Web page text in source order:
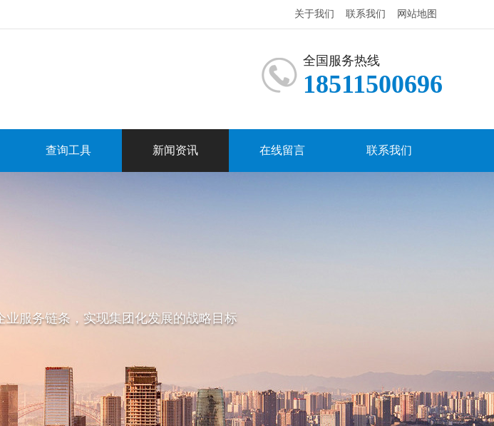
关于我们 联系我们 网站地图
全国服务热线
18511500696
查询工具 新闻资讯 在线留言 联系我们
服务链条，实现集团化发展的战略目标